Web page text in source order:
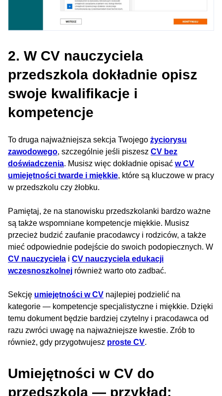
2. W CV nauczyciela
przedszkola dokładnie opisz
swoje kwalifikacje i
kompetencje
To druga najważniejsza sekcja Twojego życiorysu
zawodowego, szczególnie jeśli piszesz CV bez
doświadczenia. Musisz więc dokładnie opisać w CV
umiejętności twarde i miękkie, które są kluczowe w pracy
w przedszkolu czy żłobku.
Pamiętaj, że na stanowisku przedszkolanki bardzo ważne
są także wspomniane kompetencje miękkie. Musisz
przecież budzić zaufanie pracodawcy i rodziców, a także
mieć odpowiednie podejście do swoich podopiecznych. W
CV nauczyciela i CV nauczyciela edukacji
wczesnoszkolnej również warto oto zadbać.
Sekcję umiejętności w CV najlepiej podzielić na
kategorie — kompetencje specjalistyczne i miękkie. Dzięki
temu dokument będzie bardziej czytelny i pracodawca od
razu zwróci uwagę na najważniejsze kwestie. Zrób to
również, gdy przygotwujesz proste CV.
Umiejętności w CV do
przedszkola — przykład: